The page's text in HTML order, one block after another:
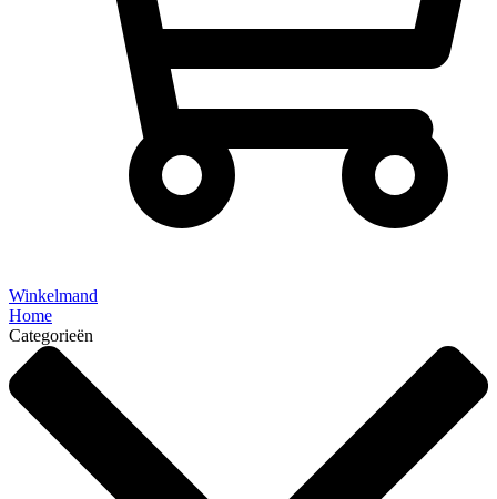
Winkelmand
Home
Categorieën